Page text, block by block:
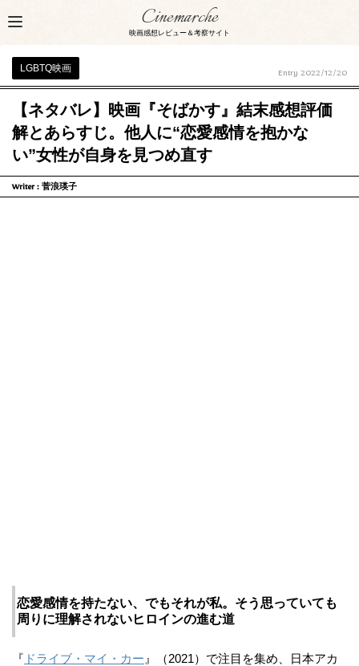
Cinemarche
映画感想レビュー＆考察サイト
LGBTQ映画
Entry 2022/12/20
【ネタバレ】映画『そばかす』結末感想評価
解とあらすじ。他人に“恋愛感情を抱かな
い”女性が自身を見つめ直す
Writer : 菅浪瑛子
恋愛感情を持たない、でもそれが私。そう思っていても
周りに理解されないヒロインの進む道
『 ドライブ・マイ・カー 』（2021）で注目を集め、日本アカ